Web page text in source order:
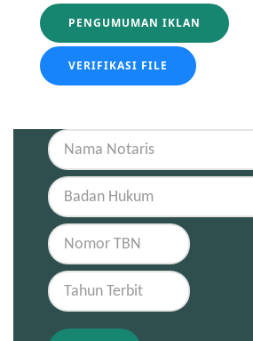
PENGUMUMAN IKLAN
VERIFIKASI FILE